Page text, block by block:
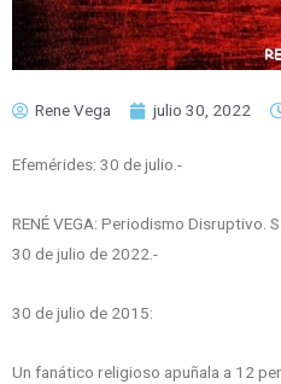
Rene Vega julio 30, 2022
Efemérides: 30 de julio.-
RENÉ VEGA: Periodismo Disruptivo.
30 de julio de 2022.-
30 de julio de 2015:
Un fanático religioso apuñala a 12